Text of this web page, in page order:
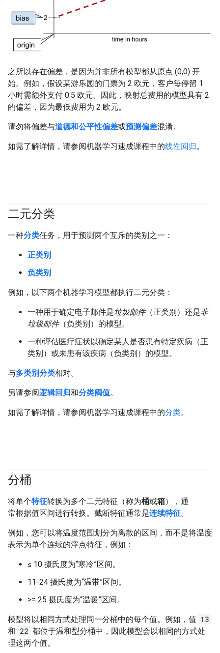
之所以存在偏差，是因为并非所有模型都从原点 (0,0) 开
始。例如，假设某游乐园的门票为 2 欧元，客户每停留 1
小时需额外支付 0.5 欧元。因此，映射总费用的模型具有 2
的偏差，因为最低费用为 2 欧元。
请勿将偏差与道德和公平性偏差或预测偏差混淆。
如需了解详情，请参阅机器学习速成课程中的线性回归。
二元分类
一种分类任务，用于预测两个互斥的类别之一：
正类别
负类别
例如，以下两个机器学习模型都执行二元分类：
一种用于确定电子邮件是垃圾邮件（正类别）还是非
垃圾邮件（负类别）的模型。
一种评估医疗症状以确定某人是否患有特定疾病（正
类别）或未患有该疾病（负类别）的模型。
与多类别分类相对。
另请参阅逻辑回归和分类阈值。
如需了解详情，请参阅机器学习速成课程中的分类。
分桶
将单个特征转换为多个二元特征（称为桶或箱），通
常根据值区间进行转换。截断特征通常是连续特征。
例如，您可以将温度范围划分为离散的区间，而不是将温度
表示为单个连续的浮点特征，例如：
≤ 10 摄氏度为“寒冷”区间。
11-24 摄氏度为“温带”区间。
>= 25 摄氏度为“温暖”区间。
模型将以相同方式处理同一分桶中的每个值。例如，值 13
和 22 都位于温和型分桶中，因此模型会以相同的方式处
理这两个值。